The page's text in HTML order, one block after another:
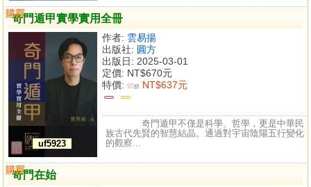
奇門遁甲實學實用全冊
uf5923
作者: 雲易揚
出版社: 圓方
出版日: 2025-03-01
定價: NT$670元
特價: 95折 NT$637元
購買
比較
奇門遁甲不僅是科學、哲學，更是中華民
族古代先賢的智慧結晶。通過對宇宙陰陽五行變化
的觀察...
奇門在始
購買
比較